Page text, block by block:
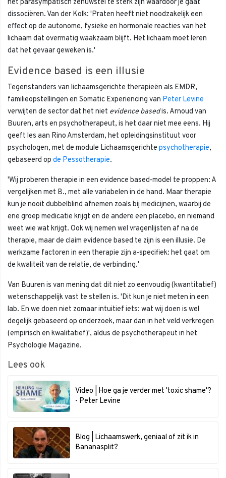
het parasympatisch zenuwstel te sterk zijn waardoor je gaat
dissociëren. Van der Kolk: 'Praten heeft niet noodzakelijk een
effect op de autonome, fysieke en hormonale reacties van het
lichaam dat overmatig waakzaam blijft. Het lichaam moet leren
dat het gevaar geweken is.'
Evidence based is een illusie
Tegenstanders van lichaamsgerichte therapieën als EMDR,
familieopstellingen en Somatic Experiencing van Peter Levine
verwijten de sector dat het niet evidence basedis. Arnoud van
Buuren, arts en psychotherapeut, is het daar niet mee eens. Hij
geeft les aan Rino Amsterdam, het opleidingsinstituut voor
psychologen, met de module Lichaamsgerichte psychotherapie,
gebaseerd op de Pessotherapie.
'Wij proberen therapie in een evidence based-model te proppen: A
vergelijken met B., met alle variabelen in de hand. Maar therapie
kun je nooit dubbelblind afnemen zoals bij medicijnen, waarbij de
ene groep medicatie krijgt en de andere een placebo, en niemand
weet wie wat krijgt. Ook wij nemen wel vragenlijsten af na de
therapie, maar de claim evidence based te zijn is een illusie. De
werkzame factoren in een therapie zijn a-specifiek: het gaat om
de kwaliteit van de relatie, de verbinding.'
Van Buuren is van mening dat dit niet zo eenvoudig (kwantitatief)
wetenschappelijk vast te stellen is. 'Dit kun je niet meten in een
lab. En we doen niet zomaar intuitief iets: wat wij doen is wel
degelijk gebaseerd op onderzoek, maar dan in het veld verkregen
(empirisch en kwalitatief)', aldus de psychotherapeut in het
Psychologie Magazine.
Lees ook
Video | Hoe ga je verder met 'toxic shame'?
- Peter Levine
Blog | Lichaamswerk, geniaal of zit ik in
Bananasplit?